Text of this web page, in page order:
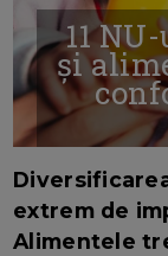
11
și
extrem de
Alimentele